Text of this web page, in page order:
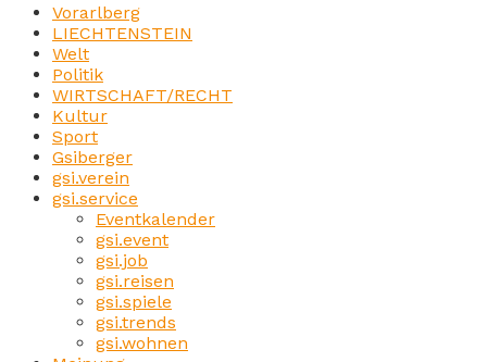
Vorarlberg
LIECHTENSTEIN
Welt
Politik
WIRTSCHAFT/RECHT
Kultur
Sport
Gsiberger
gsi.verein
gsi.service
Eventkalender
gsi.event
gsi.job
gsi.reisen
gsi.spiele
gsi.trends
gsi.wohnen